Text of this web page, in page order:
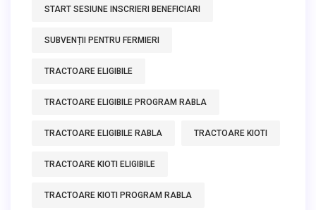
START SESIUNE INSCRIERI BENEFICIARI
SUBVENȚII PENTRU FERMIERI
TRACTOARE ELIGIBILE
TRACTOARE ELIGIBILE PROGRAM RABLA
TRACTOARE ELIGIBILE RABLA TRACTOARE KIOTI
TRACTOARE KIOTI ELIGIBILE
TRACTOARE KIOTI PROGRAM RABLA